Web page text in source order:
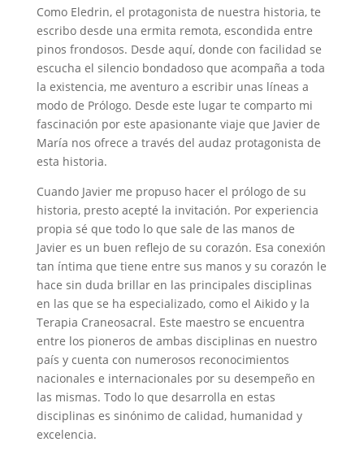
Como Eledrin, el protagonista de nuestra historia, te
escribo desde una ermita remota, escondida entre
pinos frondosos. Desde aquí, donde con facilidad se
escucha el silencio bondadoso que acompaña a toda
la existencia, me aventuro a escribir unas líneas a
modo de Prólogo. Desde este lugar te comparto mi
fascinación por este apasionante viaje que Javier de
María nos ofrece a través del audaz protagonista de
esta historia.
Cuando Javier me propuso hacer el prólogo de su
historia, presto acepté la invitación. Por experiencia
propia sé que todo lo que sale de las manos de
Javier es un buen reflejo de su corazón. Esa conexión
tan íntima que tiene entre sus manos y su corazón le
hace sin duda brillar en las principales disciplinas
en las que se ha especializado, como el Aikido y la
Terapia Craneosacral. Este maestro se encuentra
entre los pioneros de ambas disciplinas en nuestro
país y cuenta con numerosos reconocimientos
nacionales e internacionales por su desempeño en
las mismas. Todo lo que desarrolla en estas
disciplinas es sinónimo de calidad, humanidad y
excelencia.